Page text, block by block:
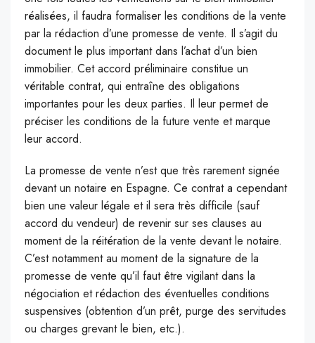
réalisées, il faudra formaliser les conditions de la vente
par la rédaction d’une promesse de vente. Il s’agit du
document le plus important dans l’achat d’un bien
immobilier. Cet accord préliminaire constitue un
véritable contrat, qui entraîne des obligations
importantes pour les deux parties. Il leur permet de
préciser les conditions de la future vente et marque
leur accord.
La promesse de vente n’est que très rarement signée
devant un notaire en Espagne. Ce contrat a cependant
bien une valeur légale et il sera très difficile (sauf
accord du vendeur) de revenir sur ses clauses au
moment de la réitération de la vente devant le notaire.
C’est notamment au moment de la signature de la
promesse de vente qu’il faut être vigilant dans la
négociation et rédaction des éventuelles conditions
suspensives (obtention d’un prêt, purge des servitudes
ou charges grevant le bien, etc.).